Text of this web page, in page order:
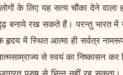
के लिए यह सत्य चौंका देने वाला
बनाये रख सकते हैं। परन्तु भारत
में स्थित आत्मा ही सर्वत्र
से स्वयं का निष्कासन कर